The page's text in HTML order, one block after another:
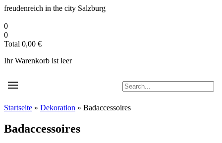
Zum
springen
freudenreich in the city Salzburg
0
0
Total 0,00 €
Ihr Warenkorb ist leer
Startseite » Dekoration » Badaccessoires
Badaccessoires